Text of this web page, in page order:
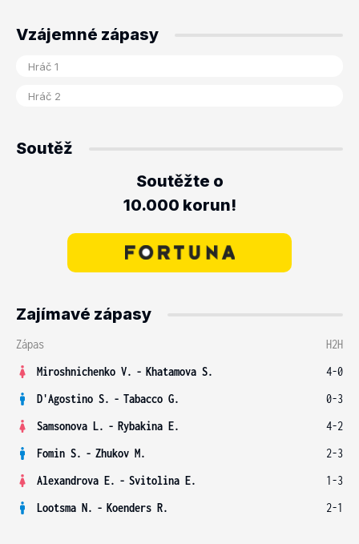
Vzájemné zápasy
Soutěž
Soutěžte o
10.000 korun!
Zajímavé zápasy
Zápas
H2H
Miroshnichenko V. - Khatamova S.
4-0
D'Agostino S. - Tabacco G.
0-3
Samsonova L. - Rybakina E.
4-2
Fomin S. - Zhukov M.
2-3
Alexandrova E. - Svitolina E.
1-3
Lootsma N. - Koenders R. 2-1